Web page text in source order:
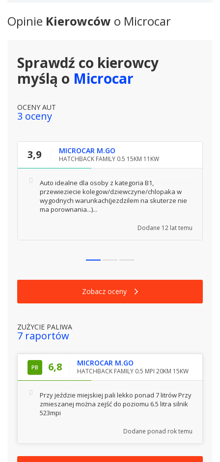
Opinie Kierowców o Microcar
Sprawdź co kierowcy
myślą o Microcar
OCENY AUT
3 oceny
3,9 MICROCAR M.GO
HATCHBACK FAMILY 0.5 15KM 11KW
Auto idealne dla osoby z kategoria B1,
przewieziecie kolegow/dziewczyne/chlopaka w
wygodnych warunkach(jezdzilem na skuterze nie
ma porownania...)...
Dodane 12 lat temu
Zobacz oceny
ZUŻYCIE PALIWA
7 raportów
PB 6,8 MICROCAR M.GO
HATCHBACK FAMILY 0.5 MPI 20KM 15KW
Przy jeździe miejskiej pali lekko ponad 7 litrów Przy
zmieszanej można zejść do poziomu 6.5 litra silnik
523mpi
Dodane ponad rok temu